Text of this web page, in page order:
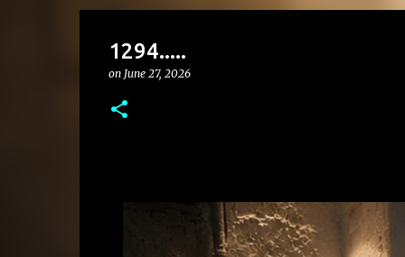
1294.....
on June 27, 2026